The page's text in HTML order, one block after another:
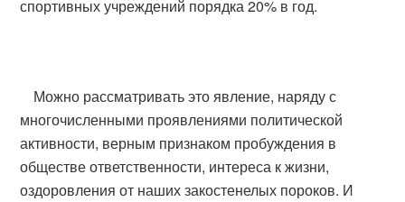
спортивных учреждений порядка 20% в год.
Можно рассматривать это явление, наряду с
многочисленными проявлениями политической
активности, верным признаком пробуждения в
обществе ответственности, интереса к жизни,
оздоровления от наших закостенелых пороков. И